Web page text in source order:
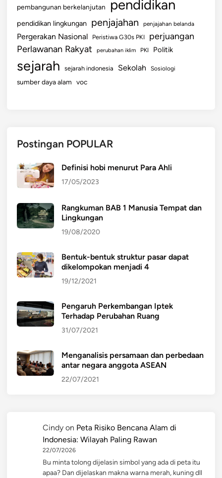
pembangunan berkelanjutan pendidikan
pendidikan lingkungan penjajahan penjajahan belanda
Pergerakan Nasional Peristiwa G30s PKI perjuangan
Perlawanan Rakyat perubahan iklim PKI Politik
sejarah sejarah indonesia Sekolah Sosiologi
sumber daya alam voc
Postingan POPULAR
Definisi hobi menurut Para Ahli
17/05/2023
Rangkuman BAB 1 Manusia Tempat dan
Lingkungan
19/08/2020
Bentuk-bentuk struktur pasar dapat
dikelompokan menjadi 4
19/12/2021
Pengaruh Perkembangan Iptek
Terhadap Perubahan Ruang
31/07/2021
Menganalisis persamaan dan perbedaan
antar negara anggota ASEAN
22/07/2021
Cindy on Peta Risiko Bencana Alam di
Indonesia: Wilayah Paling Rawan
22/07/2026
Bu minta tolong dijelasin simbol yang ada di peta itu
apaa? Dan dijelaskan makna warna merah, kuning dll